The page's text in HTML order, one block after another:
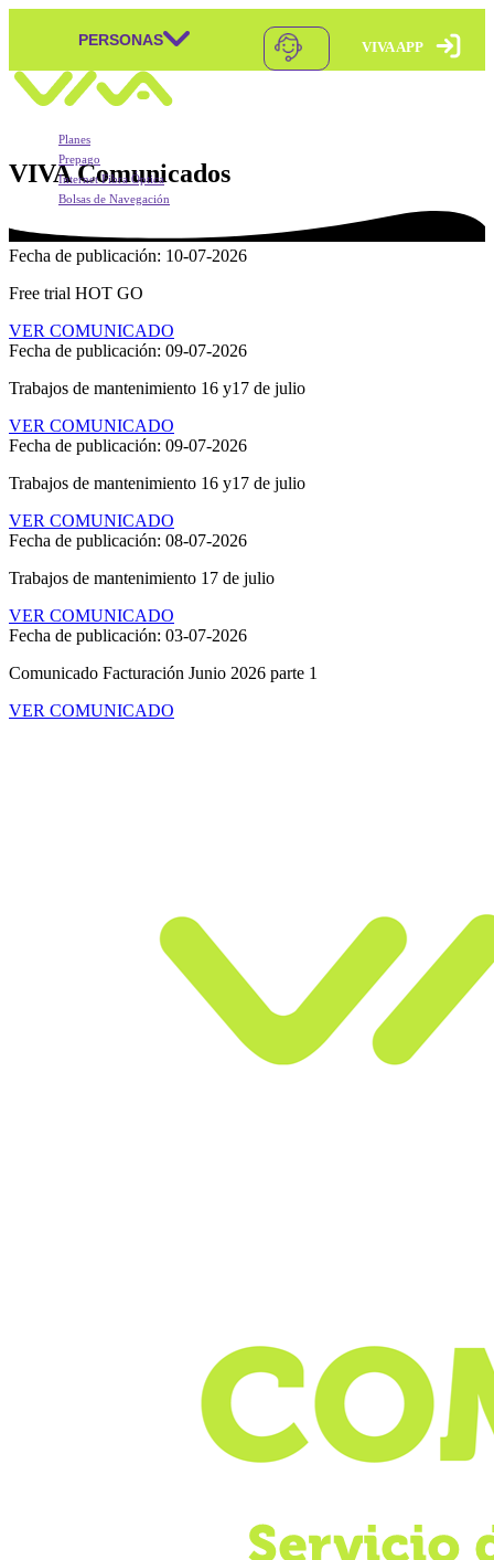
PERSONAS VIVA APP
Skip to content
Navegación principal
Planes
VIVA APP
Móvil Postpago + Equipo
Móvil Postpago
Mundo Pagos
Prepago
Móvil Prepago
VIVA APP
Internet Fibra Óptica
Bolsas de Navegación
VIVAComunicados
Fecha de publicación: 10-07-2026
Free trial HOT GO
VER COMUNICADO
Fecha de publicación: 09-07-2026
Trabajos de mantenimiento 16 y17 de julio
VER COMUNICADO
Fecha de publicación: 09-07-2026
Trabajos de mantenimiento 16 y17 de julio
VER COMUNICADO
Fecha de publicación: 08-07-2026
Trabajos de mantenimiento 17 de julio
VER COMUNICADO
Fecha de publicación: 03-07-2026
Comunicado Facturación Junio 2026 parte 1
VER COMUNICADO